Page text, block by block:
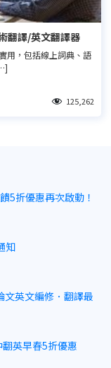
翻譯/英文翻譯器
用，包括線上詞典、語
125,262
5折優惠再次啟動！
知
文英文編修．翻譯最
翻英早春5折優惠